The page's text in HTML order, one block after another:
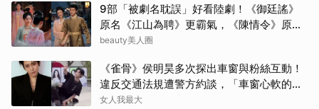
9部「被劇名耽誤」好看陸劇！《御廷謠》
原名《江山為聘》更霸氣，《陳情令》原名
好聽
beauty美人圈
《雀骨》侯明昊多次探出車窗與粉絲互動！
違反交通法規遭警方約談，「車窗心軟的
神」上熱搜
女人我最大